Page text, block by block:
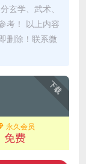
玄学、武术、
考！ 以上内容
删除！联系微
下载
永久会员
免费